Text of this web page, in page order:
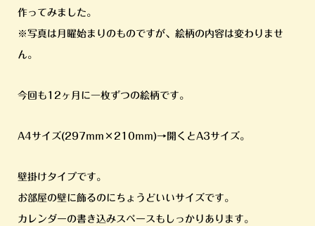
作ってみました。
※写真は月曜始まりのものですが、絵柄の内容は変わりませ
ん。
今回も12ヶ月に一枚ずつの絵柄です。
A4サイズ(297mm×210mm)→開くとA3サイズ。
壁掛けタイプです。
お部屋の壁に飾るのにちょうどいいサイズです。
カレンダーの書き込みスペースもしっかりあります。